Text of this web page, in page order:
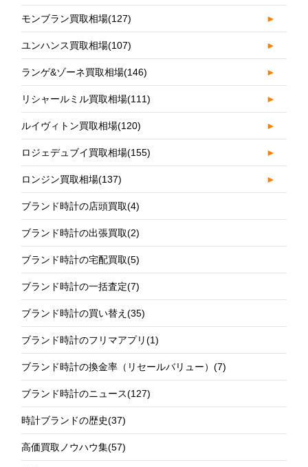
モンブラン買取相場(127) ►
ユンハンス買取相場(107) ►
ランゲ&ゾーネ買取相場(146) ►
リシャールミル買取相場(111) ►
ルイヴィトン買取相場(120) ►
ロジェデュブイ買取相場(155) ►
ロンジン買取相場(137) ►
ブランド時計の店頭買取(4)
ブランド時計の出張買取(2)
ブランド時計の宅配買取(5)
ブランド時計の一括査定(7)
ブランド時計の買い替え(35)
ブランド時計のフリマアプリ(1)
ブランド時計の換金率（リセールバリュー）(7)
ブランド時計のニュース(127)
時計ブランドの歴史(37)
高価買取ノウハウ集(57)